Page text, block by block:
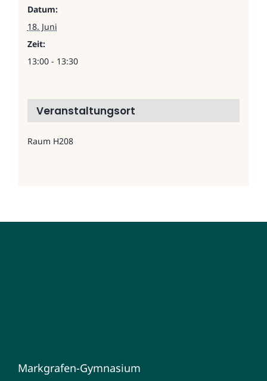
Datum:
18. Juni
Zeit:
13:00 - 13:30
Veranstaltungsort
Raum H208
Markgrafen-Gymnasium